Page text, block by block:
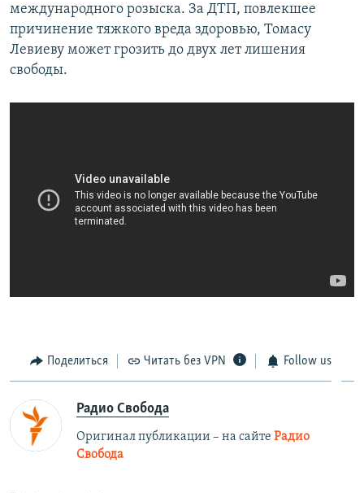
международного розыска. За ДТП, повлекшее
причинение тяжкого вреда здоровью, Томасу
Левиеву может грозить до двух лет лишения
свободы.
Поделиться Читать без VPN Follow us
Радио Свобода
Оригинал публикации – на сайте Радио
Свобода